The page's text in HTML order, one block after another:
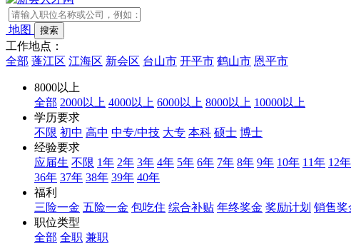
地图
工作地点：
全部 蓬江区 江海区 新会区 台山市 开平市 鹤山市 恩平市
8000以上
全部 2000以上 4000以上 6000以上 8000以上 10000以上
学历要求
不限 初中 高中 中专/中技 大专 本科 硕士 博士
经验要求
应届生 不限 1年 2年 3年 4年 5年 6年 7年 8年 9年 10年 11年 12年
36年 37年 38年 39年 40年
福利
三险一金 五险一金 包吃住 综合补贴 年终奖金 奖励计划 销售奖
职位类型
全部 全职 兼职